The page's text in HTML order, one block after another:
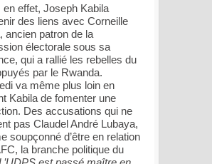
effet, Joseph Kabila
des liens avec Corneille
ancien patron de la
électorale sous sa
qui a rallié les rebelles du
par le Rwanda.
va même plus loin en
Kabila de fomenter une
Des accusations qui ne
pas Claudel André Lubaya,
soupçonné d’être en relation
la branche politique du